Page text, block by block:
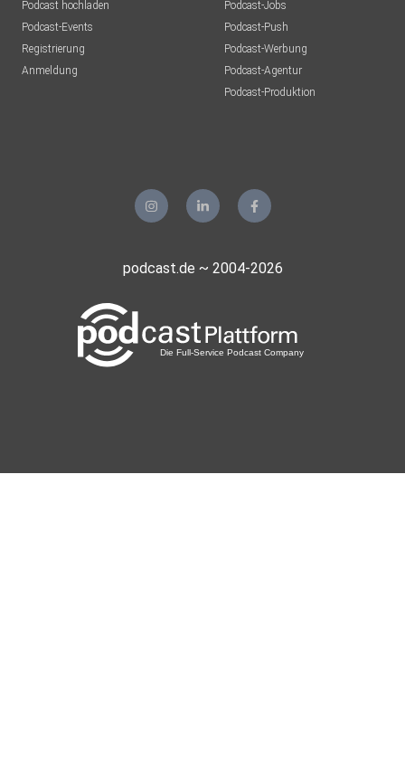
Podcast hochladen
Podcast-Events
Registrierung
Anmeldung
Podcast-Jobs
Podcast-Push
Podcast-Werbung
Podcast-Agentur
Podcast-Produktion
podcast.de ~ 2004-2026